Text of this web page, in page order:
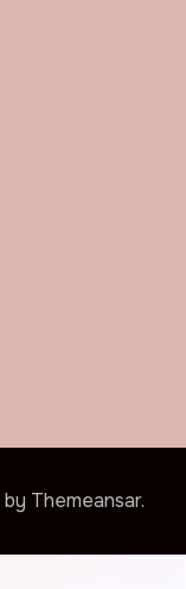
by Themeansar.